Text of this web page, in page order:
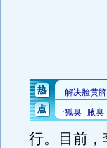
行。目前，